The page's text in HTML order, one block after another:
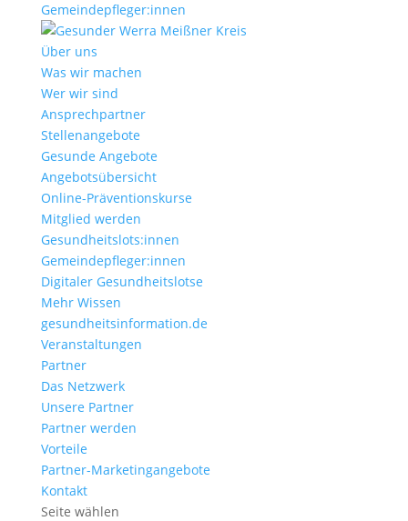
Gemeindepfleger:innen
Über uns
Was wir machen
Wer wir sind
Ansprechpartner
Stellenangebote
Gesunde Angebote
Angebotsübersicht
Online-Präventionskurse
Mitglied werden
Gesundheitslots:innen
Gemeindepfleger:innen
Digitaler Gesundheitslotse
Mehr Wissen
gesundheitsinformation.de
Veranstaltungen
Partner
Das Netzwerk
Unsere Partner
Partner werden
Vorteile
Partner-Marketingangebote
Kontakt
Seite wählen